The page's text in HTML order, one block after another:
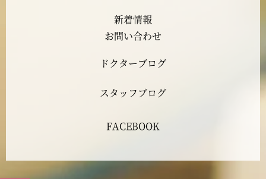
2023年4月
2023年3月
2023年2月
2023年1月
2022年12月
新着情報
お問い合わせ
ドクターブログ
スタッフブログ
FACEBOOK